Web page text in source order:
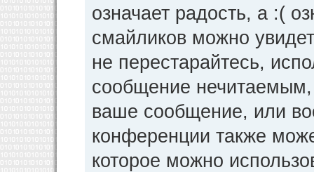
означает радость, а :(
смайликов можно
не перестарайтесь,
сообщение нечитаемым,
ваше сообщение, или
конференции также
которое можно